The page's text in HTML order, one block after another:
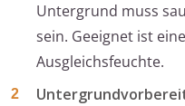
Untergrund muss
sein. Geeignet ist
Ausgleichsfeuchte.